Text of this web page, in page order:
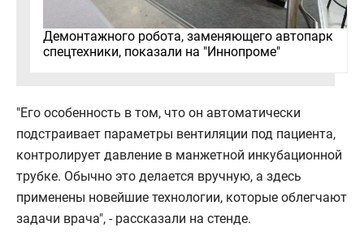
Демонтажного робота, заменяющего автопарк
спецтехники, показали на "Иннопроме"
"Его особенность в том, что он автоматически
подстраивает параметры вентиляции под пациента,
контролирует давление в манжетной инкубационной
трубке. Обычно это делается вручную, а здесь
применены новейшие технологии, которые облегчают
задачи врача", - рассказали на стенде.